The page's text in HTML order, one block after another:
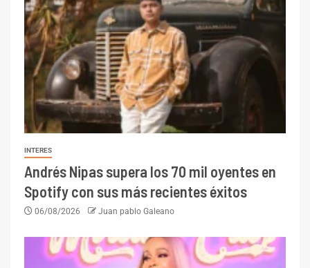
INTERES
Andrés Nipas supera los 70 mil oyentes en
Spotify con sus más recientes éxitos
06/08/2026 Juan pablo Galeano